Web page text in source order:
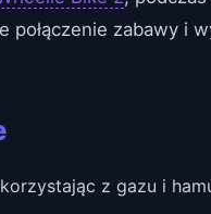
połączenie zabawy
z gazu i